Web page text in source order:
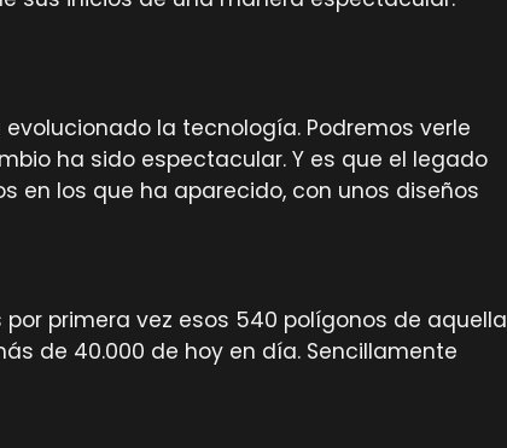
la tecnología. Podremos verle
ha sido espectacular. Y es que el legado
en los que ha aparecido, con unos diseños
primera vez esos 540 polígonos de aquella
de 40.000 de hoy en día. Sencillamente